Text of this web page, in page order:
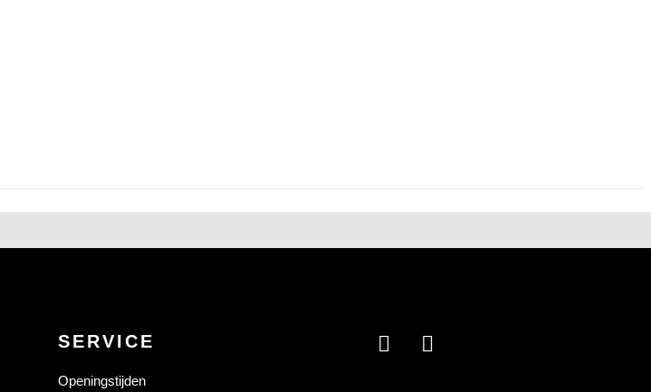
SERVICE
Openingstijden